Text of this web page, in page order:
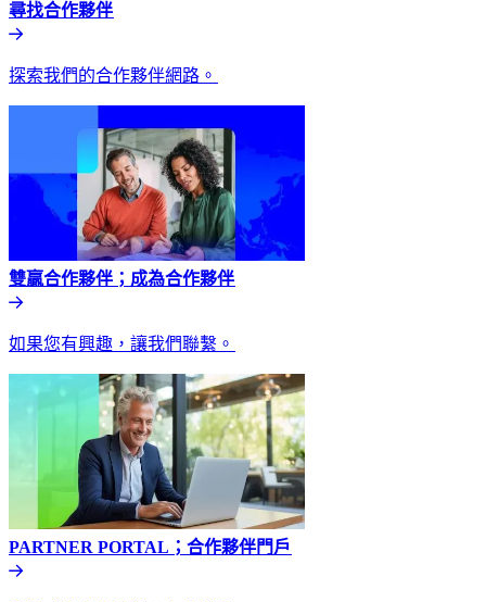
尋找合作夥伴​​
探索我們的合作夥伴網路。​​
雙贏合作夥伴；成為合作夥伴​​
如果您有興趣，讓我們聯繫。​​
PARTNER PORTAL；合作夥伴門戶​​